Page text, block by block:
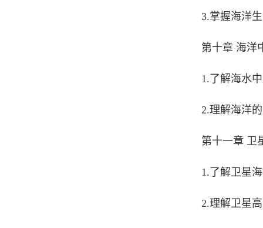
3.掌握海洋
第十章 海洋
1.了解海水
2.理解海洋
第十一章 卫
1.了解卫星
2.理解卫星